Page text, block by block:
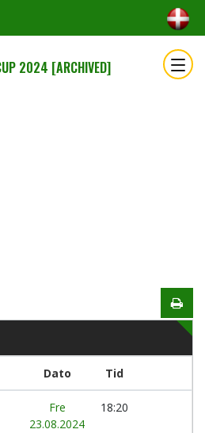
2024 [ARCHIVED]
Dato Tid
Fre
23.08.2024
18:20